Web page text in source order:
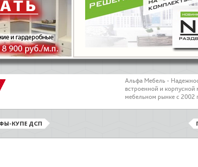
Альфа Мебель -
встроенной и
мебельном рынке с 2002
КУПЕ ДСП